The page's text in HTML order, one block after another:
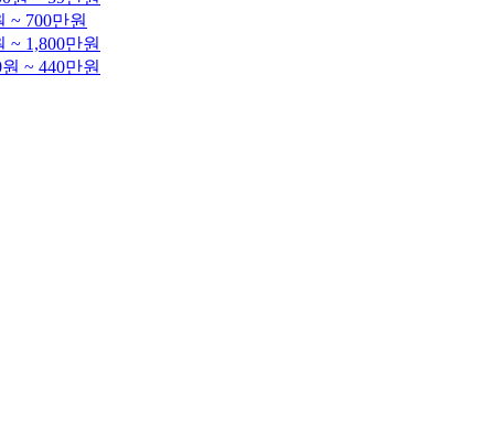
~ 700만원
~ 1,800만원
원 ~ 440만원